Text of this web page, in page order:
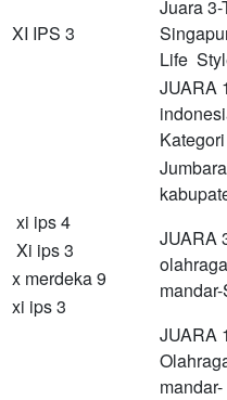
XI IPS 3
Juara
Life
JUARA
xi ips 4
JUARA
Xi ips 3
x merdeka 9
xi ips 3
JUARA